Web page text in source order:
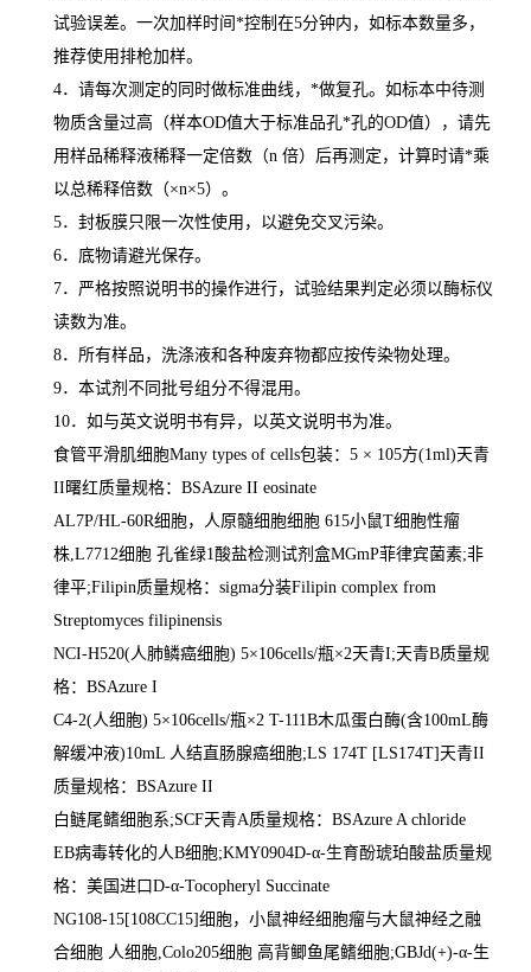
试验误差。一次加样时间 *控制在5分钟内，如标本数量多，
推荐使用排枪加样。
4．请每次测定的同时做标准曲线， *做复孔。如标本中待测
物质含量过高（样本OD值大于标准品孔*孔的OD值），请先
用样品稀释液稀释一定倍数（n 倍）后再测定，计算时请*乘
以总稀释倍数（×n×5）。
5．封板膜只限一次性使用，以避免交叉污染。
6．底物请避光保存。
7．严格按照说明书的操作进行，试验结果判定必须以酶标仪
读数为准。
8．所有样品，洗涤液和各种废弃物都应按传染物处理。
9．本试剂不同批号组分不得混用。
10．如与英文说明书有异，以英文说明书为准。
食管平滑肌细胞Many types of cells包装： 5 × 105方(1ml)天青
II 曙红质量规格： BSAzure II eosinate
AL7P/HL-60R细胞，人原髓细胞细胞 615小鼠T细胞性瘤
株 ,L7712细胞 孔雀绿1 酸盐检测试剂盒MGmP菲律宾菌素;非
律平;Filipin质量规格： sigma分装Filipin complex from
Streptomyces filipinensis
NCI-H520(人肺鳞癌细胞) 5×106cells/瓶×2天青I;天青B质量规
格： BSAzure I
C4-2(人细胞) 5×106cells/瓶×2 T-111B木瓜蛋白酶(含100mL酶
解缓冲液)10mL 人结直肠腺癌细胞;LS 174T [LS174T] 天青II
质量规格： BSAzure II
白鲢尾鳍细胞系;SCF天青A质量规格： BSAzure A chloride
EB病毒转化的人B细胞;KMY0904D-α-生育酚琥珀酸盐质量规
格：美国进口D-α-Tocopheryl Succinate
NG108-15[108CC15]细胞，小鼠神经细胞瘤与大鼠神经之融
合细胞 人细胞 ,Colo205细胞 高背鲫鱼尾鳍细胞;GBJd(+)-α-生